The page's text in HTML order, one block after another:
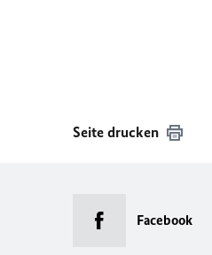
Seite drucken
Facebook